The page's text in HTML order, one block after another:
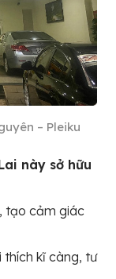
– Pleiku
này sở hữu
tạo cảm giác
thích kĩ càng, tư